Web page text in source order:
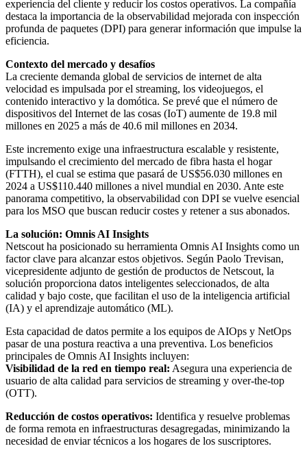
experiencia del cliente y reducir los costos operativos. La compañía
destaca la importancia de la observabilidad mejorada con inspección
profunda de paquetes (DPI) para generar información que impulse la
eficiencia.
Contexto del mercado y desafíos
La creciente demanda global de servicios de internet de alta
velocidad es impulsada por el streaming, los videojuegos, el
contenido interactivo y la domótica. Se prevé que el número de
dispositivos del Internet de las cosas (IoT) aumente de 19.8 mil
millones en 2025 a más de 40.6 mil millones en 2034.
Este incremento exige una infraestructura escalable y resistente,
impulsando el crecimiento del mercado de fibra hasta el hogar
(FTTH), el cual se estima que pasará de US$56.030 millones en
2024 a US$110.440 millones a nivel mundial en 2030. Ante este
panorama competitivo, la observabilidad con DPI se vuelve esencial
para los MSO que buscan reducir costes y retener a sus abonados.
La solución: Omnis AI Insights
Netscout ha posicionado su herramienta Omnis AI Insights como un
factor clave para alcanzar estos objetivos. Según Paolo Trevisan,
vicepresidente adjunto de gestión de productos de Netscout, la
solución proporciona datos inteligentes seleccionados, de alta
calidad y bajo coste, que facilitan el uso de la inteligencia artificial
(IA) y el aprendizaje automático (ML).
Esta capacidad de datos permite a los equipos de AIOps y NetOps
pasar de una postura reactiva a una preventiva. Los beneficios
principales de Omnis AI Insights incluyen:
Visibilidad de la red en tiempo real: Asegura una experiencia de
usuario de alta calidad para servicios de streaming y over-the-top
(OTT).
Reducción de costos operativos: Identifica y resuelve problemas
de forma remota en infraestructuras desagregadas, minimizando la
necesidad de enviar técnicos a los hogares de los suscriptores.